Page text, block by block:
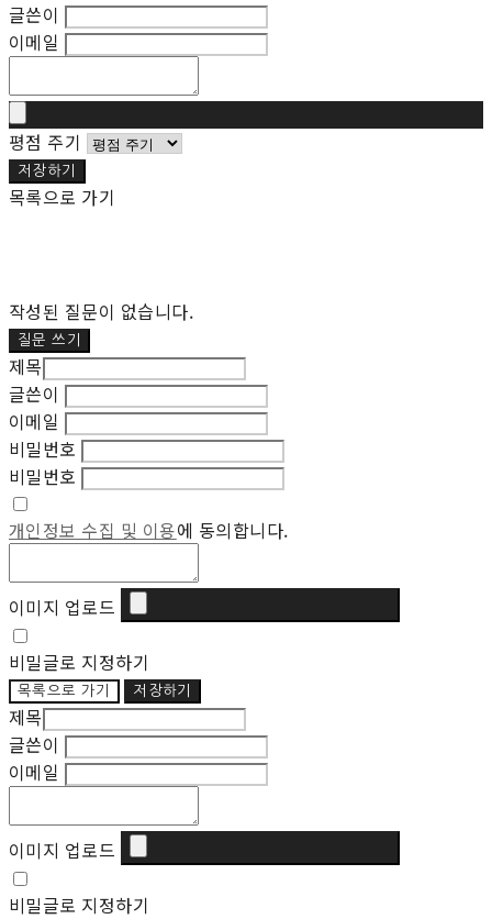
글쓴이
이메일
평점 주기
저장하기
목록으로 가기
작성된 질문이 없습니다.
질문 쓰기
제목
글쓴이
이메일
비밀번호
비밀번호
개인정보 수집 및 이용에 동의합니다.
이미지 업로드
비밀글로 지정하기
목록으로 가기 저장하기
제목
글쓴이
이메일
이미지 업로드
비밀글로 지정하기